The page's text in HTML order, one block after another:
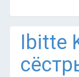
Ibitte